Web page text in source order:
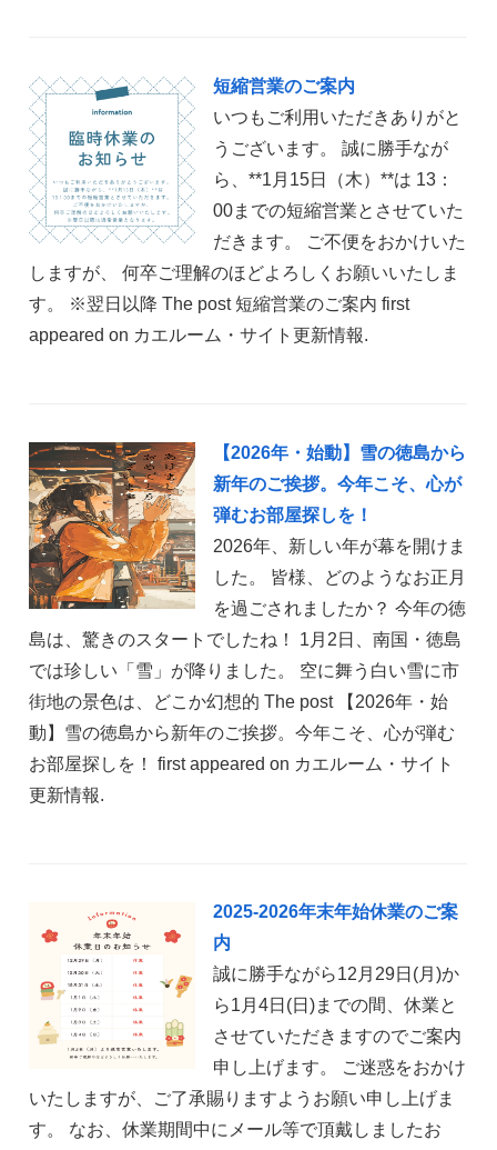
短縮営業のご案内
いつもご利用いただきありがと
うございます。 誠に勝手なが
ら、**1月15日（木）**は 13：
00までの短縮営業とさせていた
だきます。 ご不便をおかけいた
しますが、 何卒ご理解のほどよろしくお願いいたしま
す。 ※翌日以降 The post 短縮営業のご案内 first
appeared on カエルーム・サイト更新情報.
【2026年・始動】雪の徳島から
新年のご挨拶。今年こそ、心が
弾むお部屋探しを！
2026年、新しい年が幕を開けま
した。 皆様、どのようなお正月
を過ごされましたか？ 今年の徳
島は、驚きのスタートでしたね！ 1月2日、南国・徳島
では珍しい「雪」が降りました。 空に舞う白い雪に市
街地の景色は、どこか幻想的 The post 【2026年・始
動】雪の徳島から新年のご挨拶。今年こそ、心が弾む
お部屋探しを！ first appeared on カエルーム・サイト
更新情報.
2025-2026年末年始休業のご案
内
誠に勝手ながら12月29日(月)か
ら1月4日(日)までの間、休業と
させていただきますのでご案内
申し上げます。 ご迷惑をおかけ
いたしますが、ご了承賜りますようお願い申し上げま
す。 なお、休業期間中にメール等で頂戴しましたお